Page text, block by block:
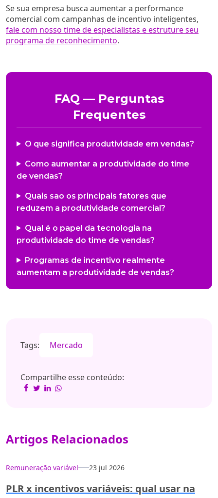
Se sua empresa busca aumentar a performance
comercial com campanhas de incentivo inteligentes,
fale com nosso time de especialistas e estruture seu
programa de reconhecimento.
FAQ — Perguntas
Frequentes
O que significa produtividade em vendas?
Como aumentar a produtividade do time
de vendas?
Quais são os principais fatores que
reduzem a produtividade comercial?
Qual é o papel da tecnologia na
produtividade do time de vendas?
Programas de incentivo realmente
aumentam a produtividade de vendas?
Tags: Mercado
Compartilhe esse conteúdo:
Artigos Relacionados
Remuneração variável 23 jul 2026
PLR x incentivos variáveis: qual usar na